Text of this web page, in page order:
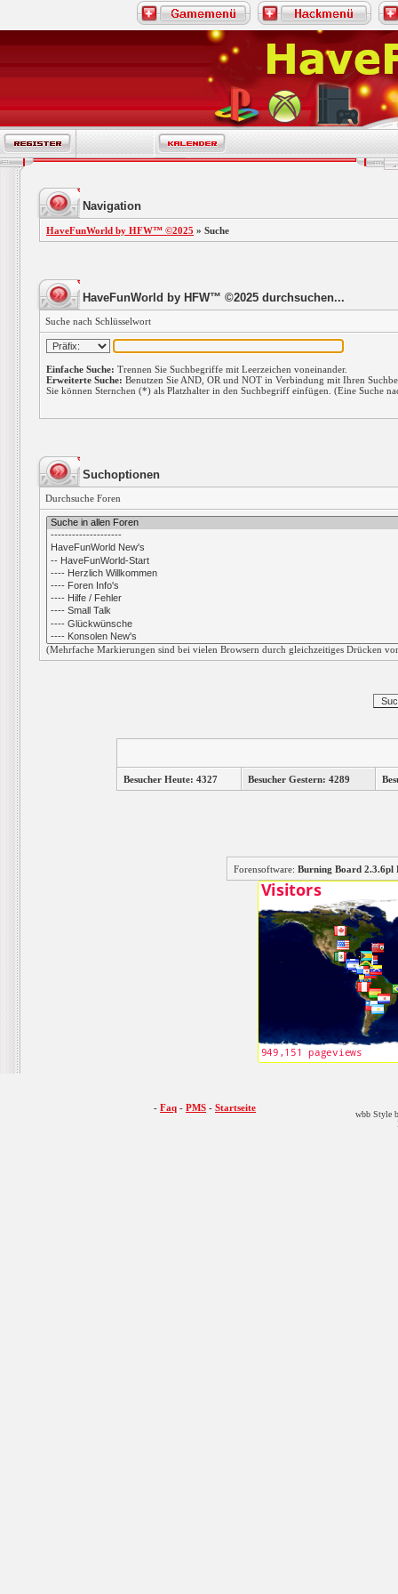
Navigation
HaveFunWorld by HFW™ ©2025 » Suche
HaveFunWorld by HFW™ ©2025 durchsuchen...
Suche nach Schlüsselwort
Einfache Suche: Trennen Sie Suchbegriffe mit Leerzeichen voneinander.
Erweiterte Suche: Benutzen Sie AND, OR und NOT in Verbindung mit Ihren
Sie können Sternchen (*) als Platzhalter in den Suchbegriff einfügen. (Eine Suche
Suchoptionen
Durchsuche Foren
(Mehrfache Markierungen sind bei vielen Browsern durch gleichzeitiges Drücken
Besucher Heute: 4327 Besucher Gestern: 4289
Forensoftware: Burning Board
- Faq - PMS - Startseite
wbb Style